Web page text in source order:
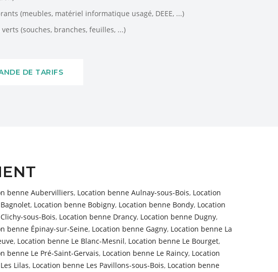
(meubles, matériel informatique usagé, DEEE, ...)
(souches, branches, feuilles, ...)
DE TARIFS
benne Aubervilliers, Location benne Aulnay-sous-Bois, Location
, Location benne Bobigny, Location benne Bondy, Location
sous-Bois, Location benne Drancy, Location benne Dugny,
benne Épinay-sur-Seine, Location benne Gagny, Location benne La
, Location benne Le Blanc-Mesnil, Location benne Le Bourget,
benne Le Pré-Saint-Gervais, Location benne Le Raincy, Location
Lilas, Location benne Les Pavillons-sous-Bois, Location benne